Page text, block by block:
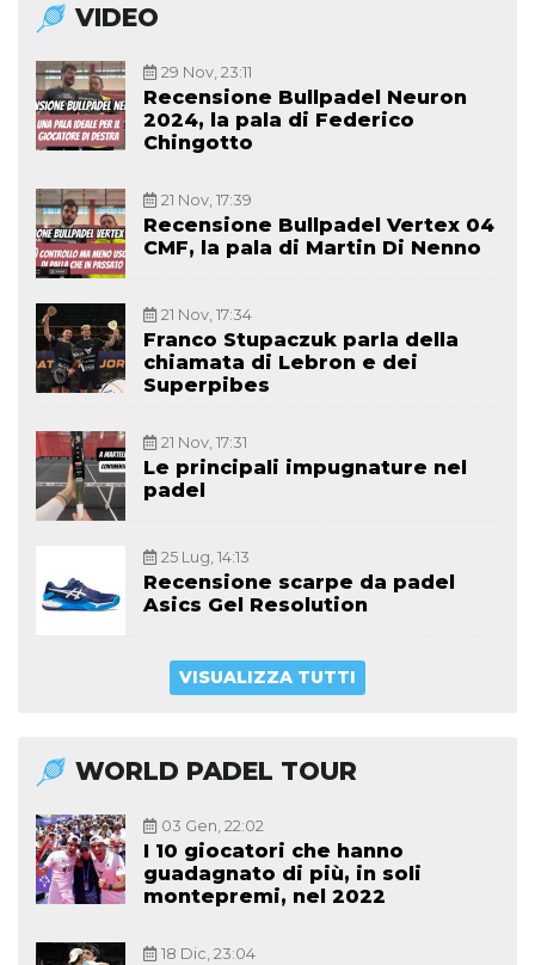
VIDEO
29 Nov, 23:11
Recensione Bullpadel Neuron
2024, la pala di Federico
Chingotto
21 Nov, 17:39
Recensione Bullpadel Vertex 04
CMF, la pala di Martin Di Nenno
21 Nov, 17:34
Franco Stupaczuk parla della
chiamata di Lebron e dei
Superpibes
21 Nov, 17:31
Le principali impugnature nel
padel
25 Lug, 14:13
Recensione scarpe da padel
Asics Gel Resolution
VISUALIZZA TUTTI
WORLD PADEL TOUR
03 Gen, 22:02
I 10 giocatori che hanno
guadagnato di più, in soli
montepremi, nel 2022
18 Dic, 23:04